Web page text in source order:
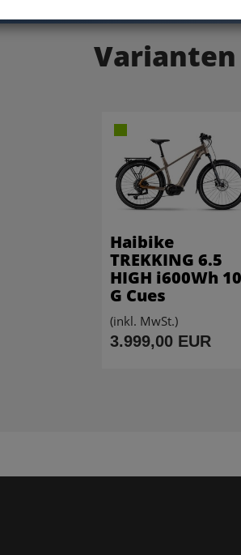
Varianten
Haibike
TREKKING 6.5
HIGH i600Wh
G Cues
(inkl. MwSt.)
3.999,00 EUR